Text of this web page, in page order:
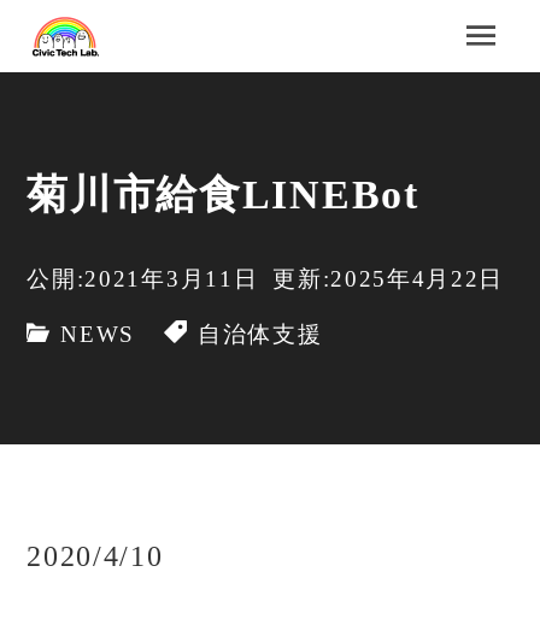
菊川市給食LINEBot
公開:2021年3月11日 更新:2025年4月22日
NEWS 自治体支援
2020/4/10